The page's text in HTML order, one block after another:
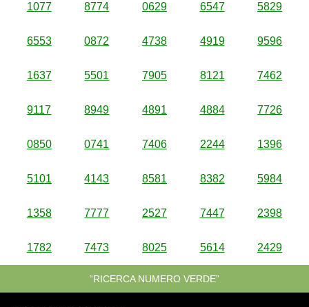
1077 8774 0629 6547 5829
6553 0872 4738 4919 9596
1637 5501 7905 8121 7462
9117 8949 4891 4884 7726
0850 0741 7406 2244 1396
5101 4143 8581 8382 5984
1358 7777 2527 7447 2398
1782 7473 8025 5614 2429
“RICERCA NUMERO VERDE”